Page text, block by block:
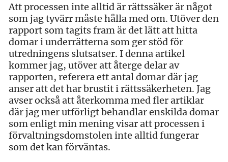
Att processen inte alltid är rättssäker är något
som jag tyvärr måste hålla med om. Utöver den
rapport som tagits fram är det lätt att hitta
domar i underrätterna som ger stöd för
utredningens slutsatser. I denna artikel
kommer jag, utöver att återge delar av
rapporten, referera ett antal domar där jag
anser att det har brustit i rättssäkerheten. Jag
avser också att återkomma med fler artiklar
där jag mer utförligt behandlar enskilda domar
som enligt min mening visar att processen i
förvaltningsdomstolen inte alltid fungerar
som det kan förväntas.